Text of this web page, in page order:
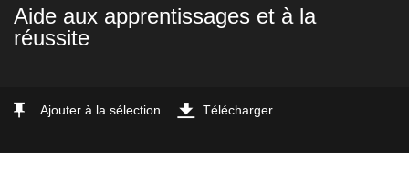
Aide aux apprentissages et à la
réussite
Ajouter à la sélection Télécharger